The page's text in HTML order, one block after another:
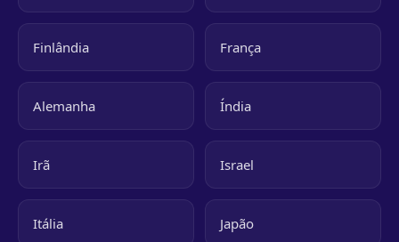
Finlândia França
Alemanha Índia
Irã Israel
Itália Japão